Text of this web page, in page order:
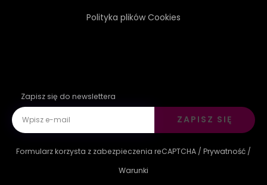
Polityka plików Cookies
Zapisz się do newslettera
ZAPISZ SIĘ
Formularz korzysta z zabezpieczenia reCAPTCHA / Prywatność /
Warunki